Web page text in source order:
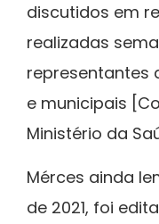
discutidos em
realizadas
representantes
e municipais
Ministério da
Mérces ainda
de 2021, foi